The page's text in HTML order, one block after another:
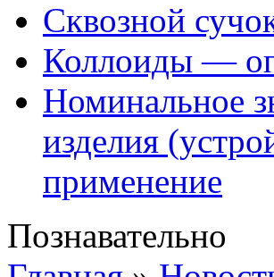
Сквозной
Коллоиды —
Номинальное
изделия
применение
Познавательно